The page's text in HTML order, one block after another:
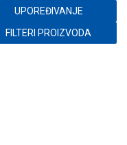
UPOREĐIVANJE
FILTERI PROIZVODA